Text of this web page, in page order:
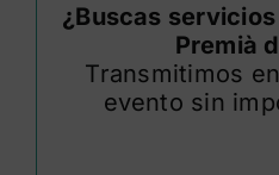
¿Buscas
Premià
Transmitimos
evento sin